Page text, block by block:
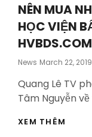
NÊN MUA
HỌC VIỆN
HVBDS.COM
News Posted
March 22, 2019
Quang Lê TV
Tâm Nguyễn
XEM THÊM